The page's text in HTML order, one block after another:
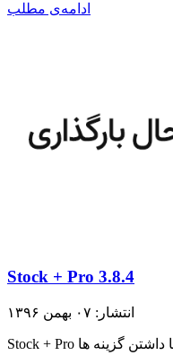
ادامه‌ی مطلب
Stock + Pro 3.8.4
انتشار: ۰۷ بهمن ۱۳۹۶